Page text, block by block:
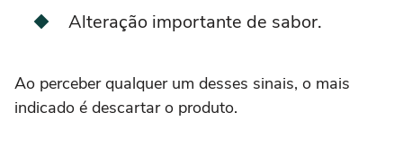
Alteração importante de sabor.
Ao perceber qualquer um desses sinais, o mais
indicado é descartar o produto.